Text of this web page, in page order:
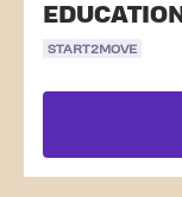
EDUCATION
START2MOVE